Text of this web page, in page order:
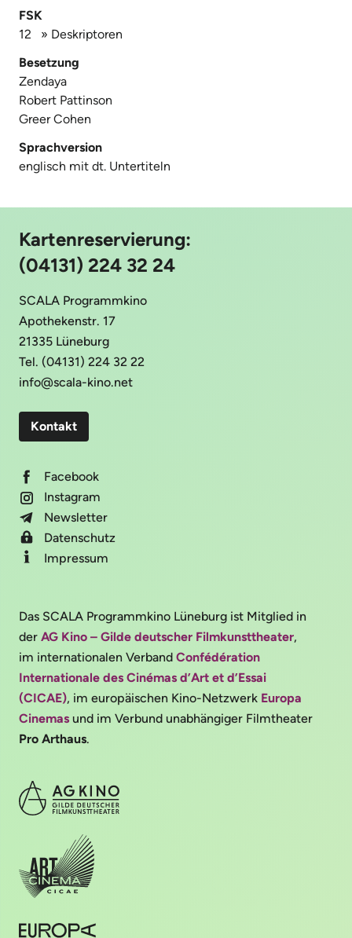
FSK
12
» Deskriptoren
Besetzung
Zendaya
Robert Pattinson
Greer Cohen
Sprachversion
englisch mit dt. Untertiteln
Kartenreservierung:
(04131) 224 32 24
SCALA Programmkino
Apothekenstr. 17
21335 Lüneburg
Tel. (04131) 224 32 22
info@scala-kino.net
Kontakt
Facebook
Instagram
Newsletter
Datenschutz
Impressum
Das SCALA Programmkino Lüneburg ist Mitglied in
der AG Kino – Gilde deutscher Filmkunsttheater,
im internationalen Verband Confédération
Internationale des Cinémas d’Art et d’Essai
(CICAE), im europäischen Kino-Netzwerk Europa
Cinemas und im Verbund unabhängiger Filmtheater
Pro Arthaus.